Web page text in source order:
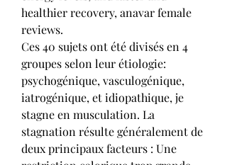
healthier recovery, anavar female
reviews.
Ces 40 sujets ont été divisés en 4
groupes selon leur étiologie:
psychogénique, vasculogénique,
iatrogénique, et idiopathique, je
stagne en musculation. La
stagnation résulte généralement de
deux principaux facteurs : Une